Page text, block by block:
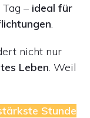
– ideal für
.
nicht nur
Leben. Weil
Stunde